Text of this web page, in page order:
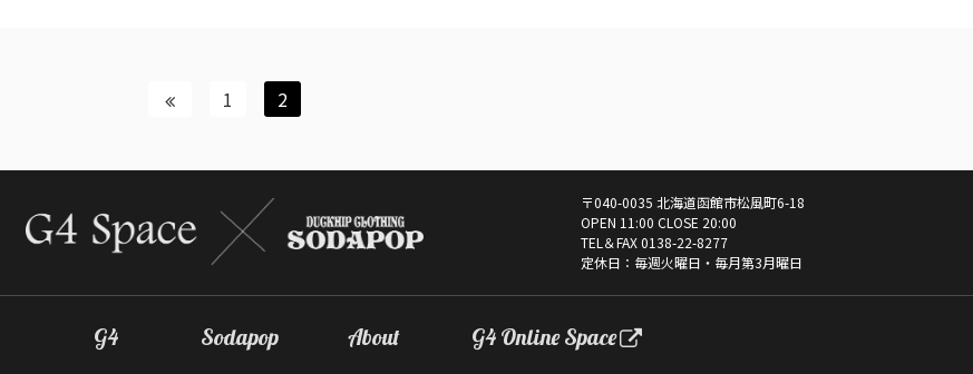
1 2
〒040-0035 北海道函館市松風町6-18
OPEN 11:00 CLOSE 20:00
TEL＆FAX0138-22-8277
定休日：毎週火曜日・毎月第3月曜日
G4 Sodapop About G4 Online Space